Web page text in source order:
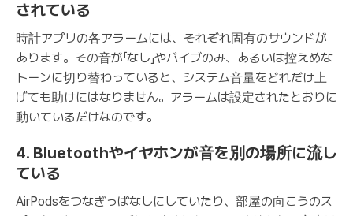
されている
時計アプリの各アラームには、それぞれ固有のサウンドが
あります。その音が「なし」やバイブのみ、あるいは控えめな
トーンに切り替わっていると、システム音量をどれだけ上
げても助けにはなりません。アラームは設定されたとおりに
動いているだけなのです。
4. Bluetoothやイヤホンが音を別の場所に流し
ている
AirPodsをつなぎっぱなしにしていたり、部屋の向こうのス